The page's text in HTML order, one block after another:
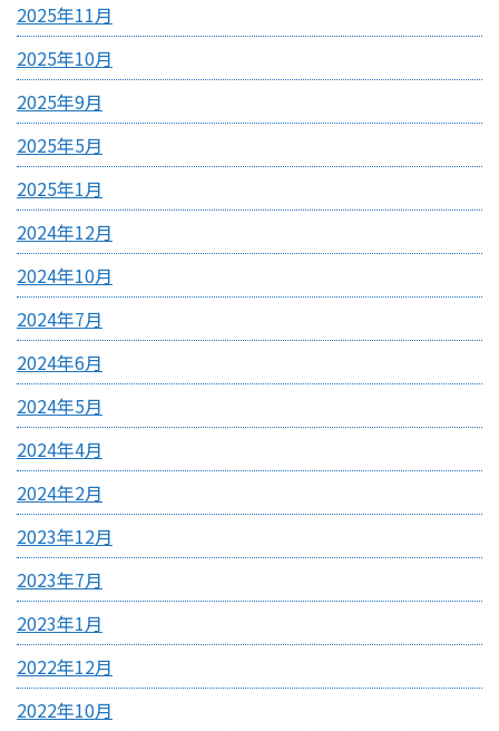
2025年11月
2025年10月
2025年9月
2025年5月
2025年1月
2024年12月
2024年10月
2024年7月
2024年6月
2024年5月
2024年4月
2024年2月
2023年12月
2023年7月
2023年1月
2022年12月
2022年10月